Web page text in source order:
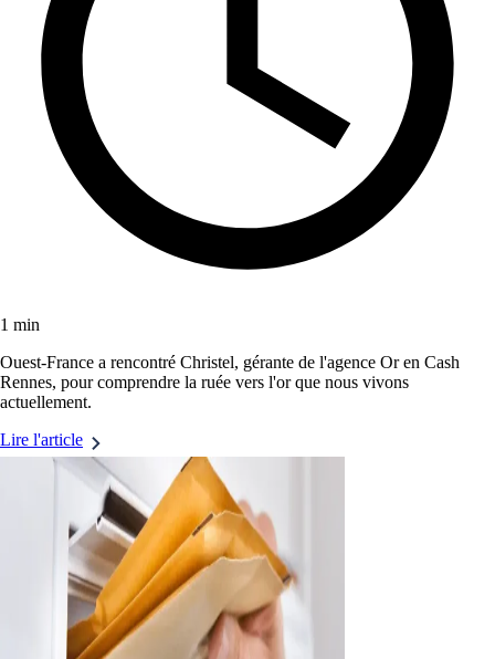
1 min
Ouest-France a rencontré Christel, gérante de l'agence Or en Cash
Rennes, pour comprendre la ruée vers l'or que nous vivons
actuellement.
Lire l'article